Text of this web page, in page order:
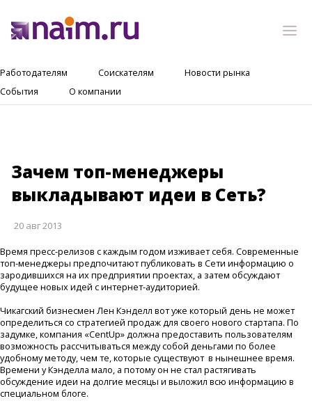
Работодателям Соискателям
Новости рынка
События
О компании
Зачем топ-менеджеры
выкладывают идеи в Сеть?
20 авг 2013
Время пресс-релизов с каждым годом изживает себя. Современные
топ-менеджеры предпочитают публиковать в Сети информацию о
зародившихся на их предприятии проектах, а затем обсуждают
будущее новых идей с интернет-аудиторией.
Чикагский бизнесмен Лен Кэнделл вот уже который день не может
определиться со стратегией продаж для своего нового стартапа. По
задумке, компания «CentUp» должна предоставить пользователям
возможность рассчитываться между собой деньгами по более
удобному методу, чем те, которые существуют в нынешнее время.
Времени у Кэнделла мало, а потому он не стал растягивать
обсуждение идеи на долгие месяцы и выложил всю информацию в
специальном блоге.